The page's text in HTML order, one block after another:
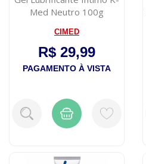
Med Neutro 100g
CIMED
R$ 29,99
PAGAMENTO À VISTA